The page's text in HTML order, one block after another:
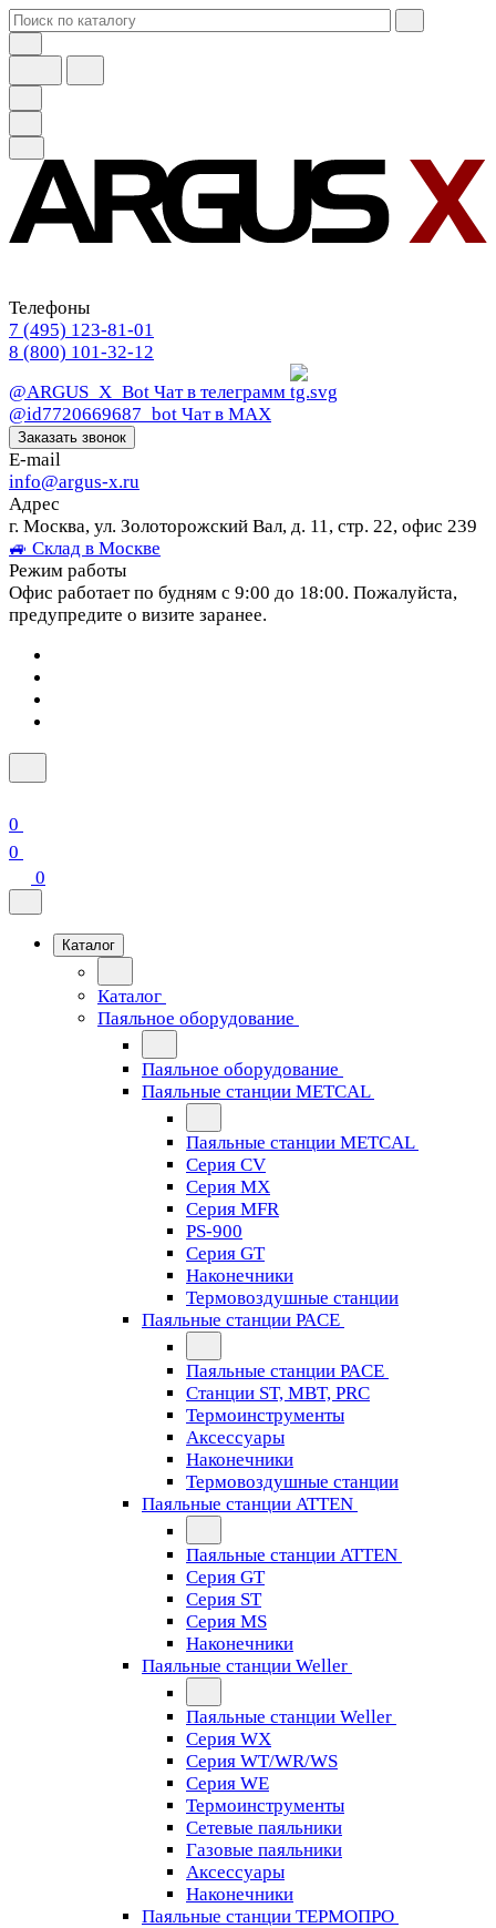
Телефоны
7 (495) 123-81-01
8 (800) 101-32-12
@ARGUS_X_Bot Чат в телеграмм
@id7720669687_bot Чат в МАХ
Заказать звонок
E-mail
info@argus-x.ru
Адрес
г. Москва, ул. Золоторожский Вал, д. 11, стр. 22, офис 239
🚙 Склад в Москве
Режим работы
Офис работает по будням с 9:00 до 18:00. Пожалуйста,
предупредите о визите заранее.
0
0
0
Каталог
Каталог
Паяльное оборудование
Паяльное оборудование
Паяльные станции METCAL
Паяльные станции METCAL
Серия CV
Серия MX
Серия MFR
PS-900
Серия GT
Наконечники
Термовоздушные станции
Паяльные станции PACE
Паяльные станции PACE
Станции ST, MBT, PRC
Термоинструменты
Аксессуары
Наконечники
Термовоздушные станции
Паяльные станции ATTEN
Паяльные станции ATTEN
Серия GT
Серия ST
Серия MS
Наконечники
Паяльные станции Weller
Паяльные станции Weller
Серия WX
Серия WT/WR/WS
Серия WE
Термоинструменты
Сетевые паяльники
Газовые паяльники
Аксессуары
Наконечники
Паяльные станции ТЕРМОПРО